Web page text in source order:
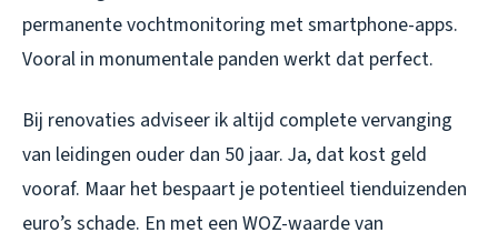
permanente vochtmonitoring met smartphone-apps.
Vooral in monumentale panden werkt dat perfect.
Bij renovaties adviseer ik altijd complete vervanging
van leidingen ouder dan 50 jaar. Ja, dat kost geld
vooraf. Maar het bespaart je potentieel tienduizenden
euro’s schade. En met een WOZ-waarde van